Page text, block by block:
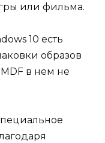
или фильма.
10 есть
образов
в нем не